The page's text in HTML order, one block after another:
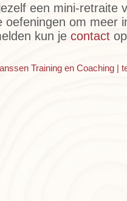
een mini-retraite
oefeningen om meer
kun je contact
Training en Coaching |